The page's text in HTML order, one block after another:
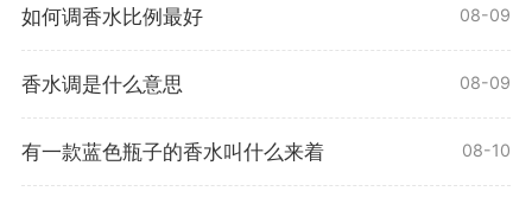
如何调香水比例最好 08-09
香水调是什么意思 08-09
有一款蓝色瓶子的香水叫什么来着 08-10